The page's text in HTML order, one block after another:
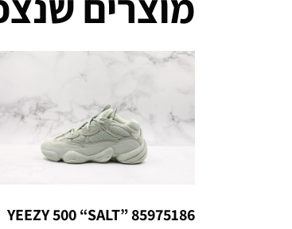
YEEZY 500 “SALT” 85975186